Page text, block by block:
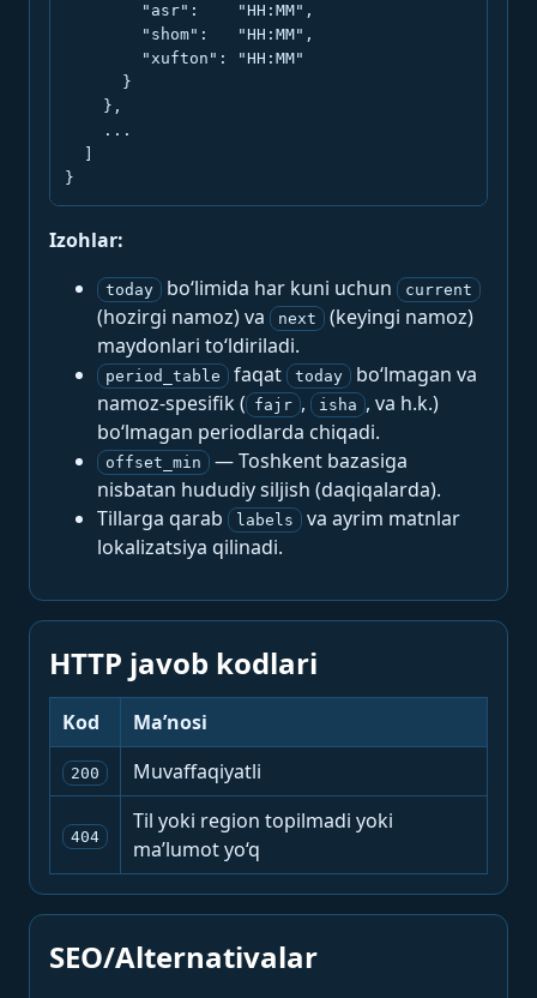
        "asr":    "HH:MM",
        "shom":   "HH:MM",
        "xufton": "HH:MM"
      }
    },
    ...
}
Izohlar:
today bo‘limida har kuni uchun current
(hozirgi namoz) va next
(keyingi namoz)
maydonlari to‘ldiriladi.
period_table faqat today
bo‘lmagan va
namoz-spesifik ( fajr , isha , va h.k.)
bo‘lmagan periodlarda chiqadi.
offset_min
— Toshkent bazasiga
nisbatan hududiy siljish (daqiqalarda).
Tillarga qarab
labels
va ayrim matnlar
lokalizatsiya qilinadi.
HTTP javob kodlari
Kod Ma’nosi
200 Muvaffaqiyatli
404
Til yoki region topilmadi yoki
ma’lumot yo‘q
SEO/Alternativalar